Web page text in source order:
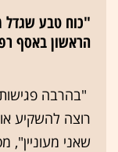
"כוח טבע
הראשון באסף
"בהרבה
רוצה להשקיע
שאני מעוניין",